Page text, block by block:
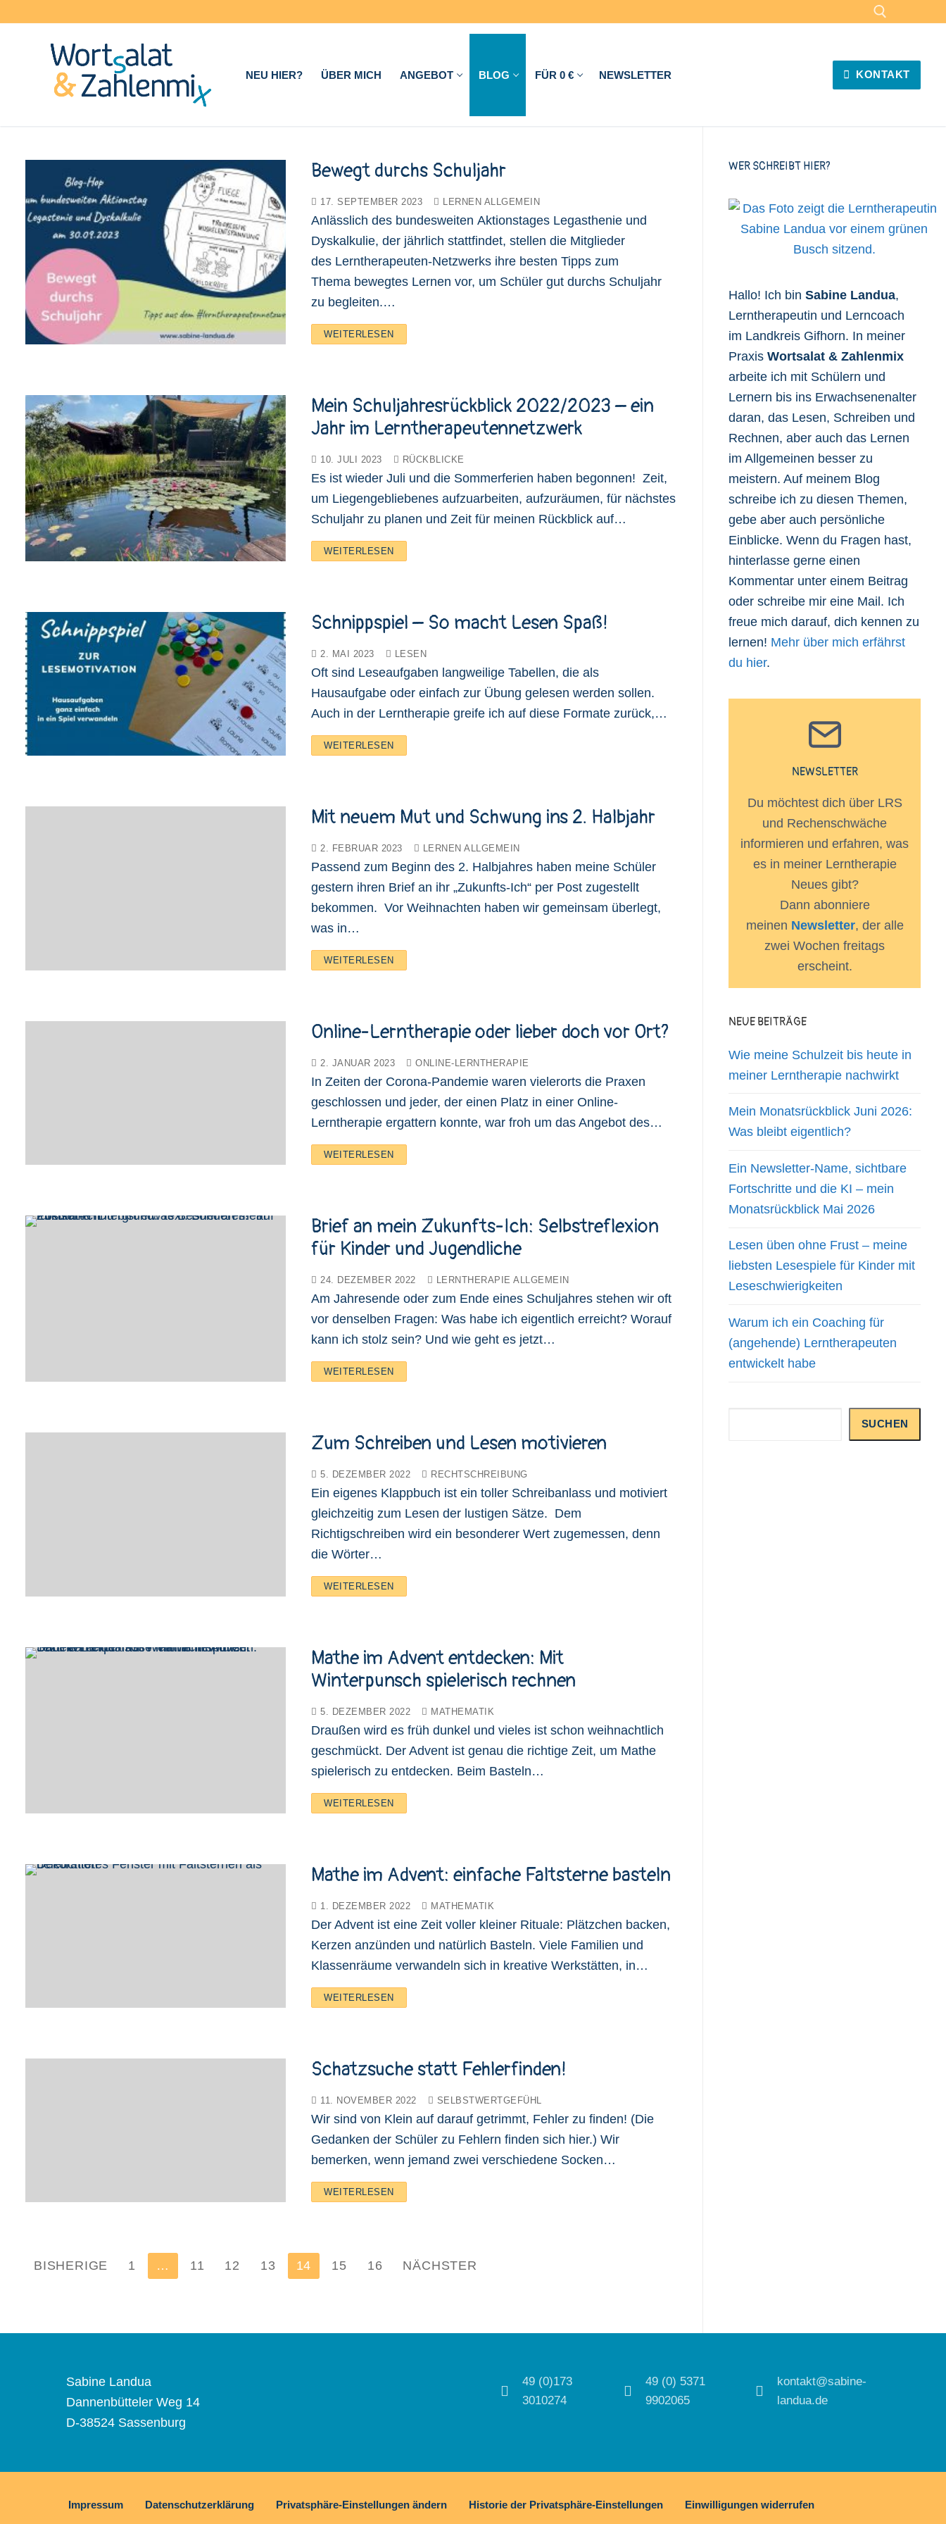
NEU HIER? ÜBER MICH ANGEBOT BLOG FÜR 0 € NEWSLETTER KONTAKT
Bewegt durchs Schuljahr
17. SEPTEMBER 2023 LERNEN ALLGEMEIN
Anlässlich des bundesweiten Aktionstages Legasthenie und
Dyskalkulie, der jährlich stattfindet, stellen die Mitglieder
des Lerntherapeuten-Netzwerks ihre besten Tipps zum
Thema bewegtes Lernen vor, um Schüler gut durchs Schuljahr
zu begleiten.…
WEITERLESEN
Mein Schuljahresrückblick 2022/2023 – ein
Jahr im Lerntherapeutennetzwerk
10. JULI 2023 RÜCKBLICKE
Es ist wieder Juli und die Sommerferien haben begonnen! Zeit,
um Liegengebliebenes aufzuarbeiten, aufzuräumen, für nächstes
Schuljahr zu planen und Zeit für meinen Rückblick auf…
WEITERLESEN
Schnippspiel – So macht Lesen Spaß!
2. MAI 2023 LESEN
Oft sind Leseaufgaben langweilige Tabellen, die als
Hausaufgabe oder einfach zur Übung gelesen werden sollen.
Auch in der Lerntherapie greife ich auf diese Formate zurück,…
WEITERLESEN
Mit neuem Mut und Schwung ins 2. Halbjahr
2. FEBRUAR 2023 LERNEN ALLGEMEIN
Passend zum Beginn des 2. Halbjahres haben meine Schüler
gestern ihren Brief an ihr „Zukunfts-Ich“ per Post zugestellt
bekommen. Vor Weihnachten haben wir gemeinsam überlegt,
was in…
WEITERLESEN
Online-Lerntherapie oder lieber doch vor Ort?
2. JANUAR 2023 ONLINE-LERNTHERAPIE
In Zeiten der Corona-Pandemie waren vielerorts die Praxen
geschlossen und jeder, der einen Platz in einer Online-
Lerntherapie ergattern konnte, war froh um das Angebot des…
WEITERLESEN
Brief an mein Zukunfts-Ich: Selbstreflexion
für Kinder und Jugendliche
24. DEZEMBER 2022 LERNTHERAPIE ALLGEMEIN
Am Jahresende oder zum Ende eines Schuljahres stehen wir oft
vor denselben Fragen: Was habe ich eigentlich erreicht? Worauf
kann ich stolz sein? Und wie geht es jetzt…
WEITERLESEN
Zum Schreiben und Lesen motivieren
5. DEZEMBER 2022 RECHTSCHREIBUNG
Ein eigenes Klappbuch ist ein toller Schreibanlass und motiviert
gleichzeitig zum Lesen der lustigen Sätze. Dem
Richtigschreiben wird ein besonderer Wert zugemessen, denn
die Wörter…
WEITERLESEN
Mathe im Advent entdecken: Mit
Winterpunsch spielerisch rechnen
5. DEZEMBER 2022 MATHEMATIK
Draußen wird es früh dunkel und vieles ist schon weihnachtlich
geschmückt. Der Advent ist genau die richtige Zeit, um Mathe
spielerisch zu entdecken. Beim Basteln…
WEITERLESEN
Mathe im Advent: einfache Faltsterne basteln
1. DEZEMBER 2022 MATHEMATIK
Der Advent ist eine Zeit voller kleiner Rituale: Plätzchen backen,
Kerzen anzünden und natürlich Basteln. Viele Familien und
Klassenräume verwandeln sich in kreative Werkstätten, in…
WEITERLESEN
Schatzsuche statt Fehlerfinden!
11. NOVEMBER 2022 SELBSTWERTGEFÜHL
Wir sind von Klein auf darauf getrimmt, Fehler zu finden! (Die
Gedanken der Schüler zu Fehlern finden sich hier.) Wir
bemerken, wenn jemand zwei verschiedene Socken…
WEITERLESEN
Seitennummerierung
BISHERIGE 1 … 11 12 13 14 15 16 NÄCHSTER
WER SCHREIBT HIER?
Hallo! Ich bin Sabine Landua,
Lerntherapeutin und Lerncoach
im Landkreis Gifhorn. In meiner
Praxis Wortsalat & Zahlenmix
arbeite ich mit Schülern und
Lernern bis ins Erwachsenenalter
daran, das Lesen, Schreiben und
Rechnen, aber auch das Lernen
im Allgemeinen besser zu
meistern. Auf meinem Blog
schreibe ich zu diesen Themen,
gebe aber auch persönliche
Einblicke. Wenn du Fragen hast,
hinterlasse gerne einen
Kommentar unter einem Beitrag
oder schreibe mir eine Mail. Ich
freue mich darauf, dich kennen zu
lernen! Mehr über mich erfährst
du hier.
NEWSLETTER
Du möchtest dich über LRS
und Rechenschwäche
informieren und erfahren, was
es in meiner Lerntherapie
Neues gibt?
Dann abonniere
meinen Newsletter, der alle
zwei Wochen freitags
erscheint.
NEUE BEITRÄGE
Wie meine Schulzeit bis heute in
meiner Lerntherapie nachwirkt
Mein Monatsrückblick Juni 2026:
Was bleibt eigentlich?
Ein Newsletter-Name, sichtbare
Fortschritte und die KI – mein
Monatsrückblick Mai 2026
Lesen üben ohne Frust – meine
liebsten Lesespiele für Kinder mit
Leseschwierigkeiten
Warum ich ein Coaching für
(angehende) Lerntherapeuten
entwickelt habe
SUCHEN
Sabine Landua
Dannenbütteler Weg 14
D-38524 Sassenburg
49 (0)173
3010274
49 (0) 5371
9902065
kontakt@sabine-
landua.de
Impressum Datenschutzerklärung Privatsphäre-Einstellungen ändern Historie der Privatsphäre-Einstellungen Einwilligungen widerrufen